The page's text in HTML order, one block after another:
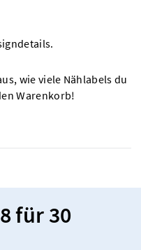
wie viele Nählabels du
Warenkorb!
für 30